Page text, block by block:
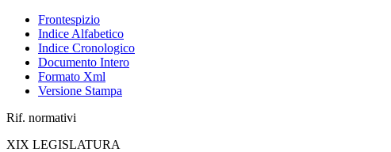
Frontespizio
Indice Alfabetico
Indice Cronologico
Documento Intero
Formato Xml
Versione Stampa
Rif. normativi
XIX LEGISLATURA